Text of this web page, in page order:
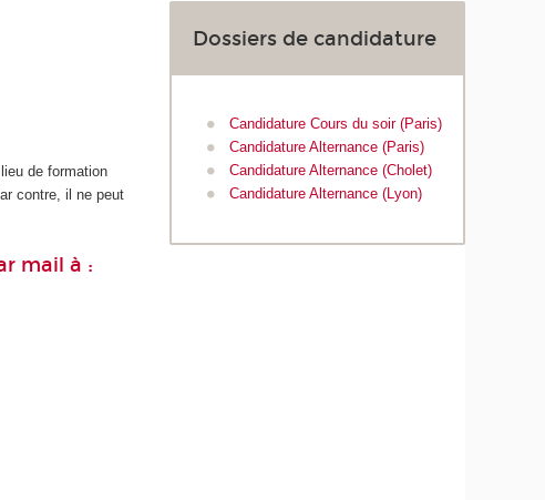
de formation
contre, il ne peut
mail à :
Dossiers de candidature
Candidature Cours du soir (Paris)
Candidature Alternance (Paris)
Candidature Alternance (Cholet)
Candidature Alternance (Lyon)